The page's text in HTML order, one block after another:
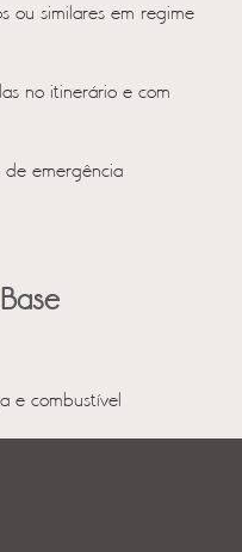
ou similares em regime
no itinerário e com
de emergência
e combustível